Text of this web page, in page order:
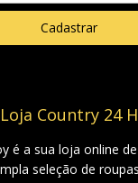
Country 24
é a sua loja online
seleção de